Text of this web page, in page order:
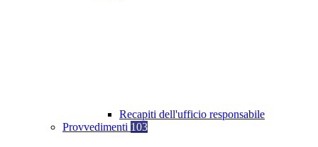
Recapiti dell'ufficio responsabile
Provvedimenti 103